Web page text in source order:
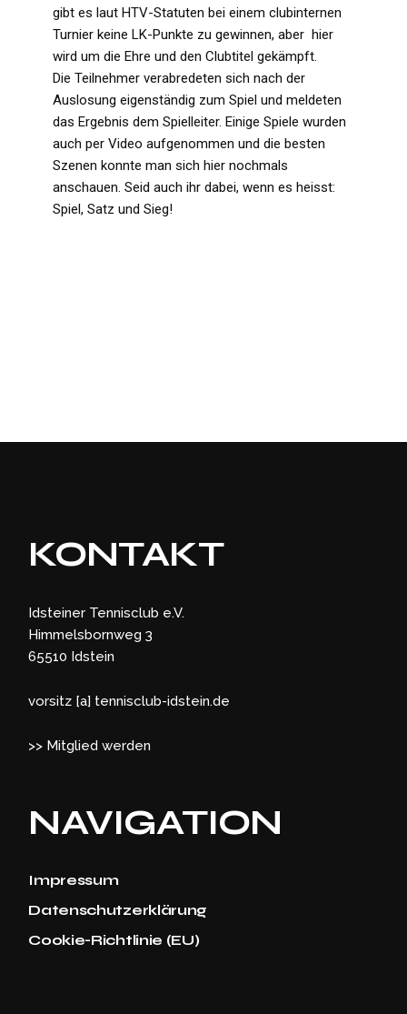
gibt es laut HTV-Statuten bei einem clubinternen
Turnier keine LK-Punkte zu gewinnen, aber hier
wird um die Ehre und den Clubtitel gekämpft.
Die Teilnehmer verabredeten sich nach der
Auslosung eigenständig zum Spiel und meldeten
das Ergebnis dem Spielleiter. Einige Spiele wurden
auch per Video aufgenommen und die besten
Szenen konnte man sich hier nochmals
anschauen. Seid auch ihr dabei, wenn es heisst:
Spiel, Satz und Sieg!
KONTAKT
Idsteiner Tennisclub e.V.
Himmelsbornweg 3
65510 Idstein
vorsitz [a] tennisclub-idstein.de
>> Mitglied werden
NAVIGATION
Impressum
Datenschutzerklärung
Cookie-Richtlinie (EU)